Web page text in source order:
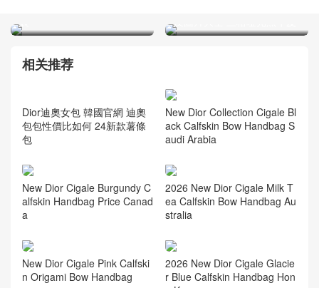
袋
及圖片大全 三格啞光黑牛皮
相关推荐
包包性價比如何 24新款薯條
包
New Dior Collection Cigale Bl
ack Calfskin Bow Handbag S
audi Arabia